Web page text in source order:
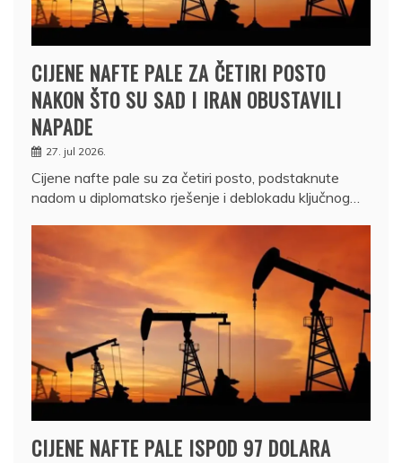
CIJENE NAFTE PALE ZA ČETIRI POSTO
NAKON ŠTO SU SAD I IRAN OBUSTAVILI
NAPADE
27. jul 2026.
Cijene nafte pale su za četiri posto, podstaknute
nadom u diplomatsko rješenje i deblokadu ključnog…
CIJENE NAFTE PALE ISPOD 97 DOLARA